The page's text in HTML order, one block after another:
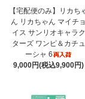
【宅配便のみ】リカち
ん リカちゃん マイチョ
イス サンリオキャラク
ターズ ワンピ＆カチュ
ーシャ 6
9,000円(税込9,900円)